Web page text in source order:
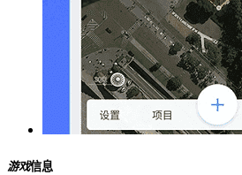
游戏信息